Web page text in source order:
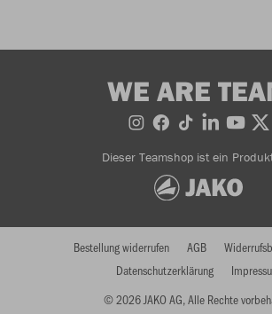
WE ARE
Dieser Teamshop ist ein
© 2026 JAKO AG, Alle Rechte
Bestellung widerrufen AGB
Datenschutzerklärung